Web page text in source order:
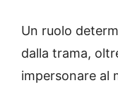
Un ruolo
dalla trama,
impersonare al